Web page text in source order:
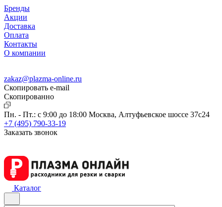
Бренды
Акции
Доставка
Оплата
Контакты
О компании
zakaz@plazma-online.ru
Скопировать e-mail
Cкопированно
Пн. - Пт.: с 9:00 до 18:00 Москва, Алтуфьевское шоссе 37с24
+7 (495) 790-33-19
Заказать звонок
Каталог